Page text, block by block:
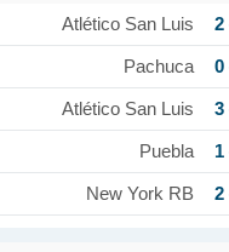
Atlético San Luis 2
Pachuca 0
Atlético San Luis 3
Puebla 1
New York RB 2